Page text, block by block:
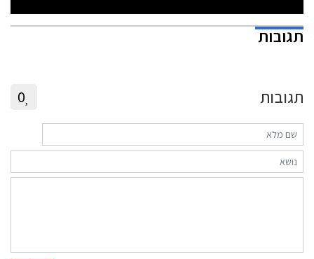
תגובות
תגובות 0